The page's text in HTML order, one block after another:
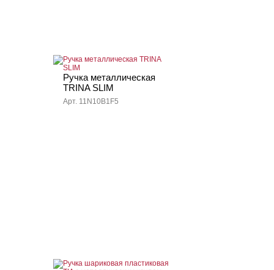
Ручка металлическая
TRINA SLIM
Арт. 11N10B1F5